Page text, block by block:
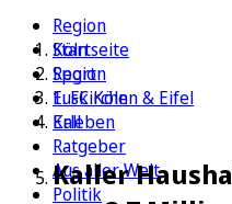
Region
Köln
Sport
1. FC Köln
Erleben
Ratgeber
Aus aller Welt
Politik
Startseite
Region
Euskirchen & Eifel
Kall
Kaller